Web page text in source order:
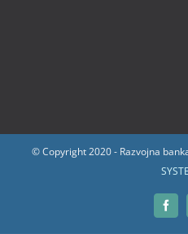
© Copyright 2020 - Razvojna